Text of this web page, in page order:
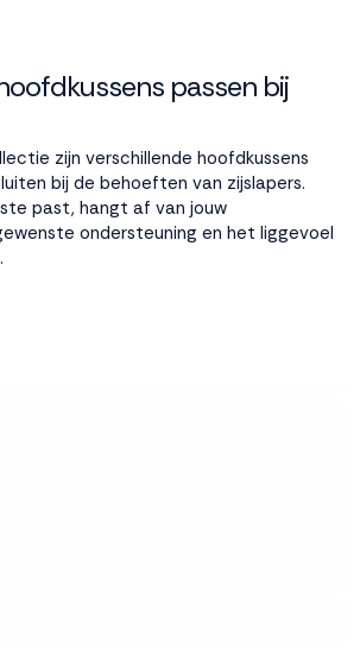
passen bij
zijn verschillende hoofdkussens
bij de behoeften van zijslapers.
past, hangt af van jouw
ondersteuning en het liggevoel